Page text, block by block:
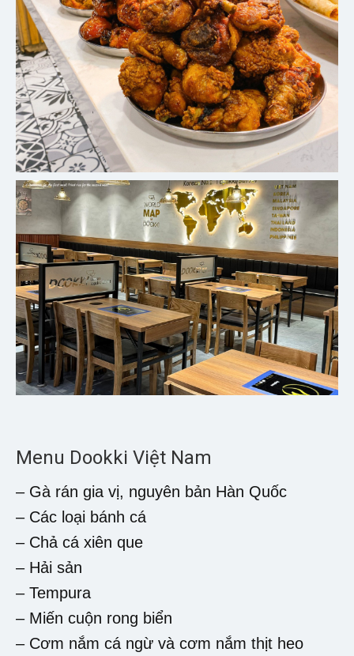
Menu Dookki Việt Nam
– Gà rán gia vị, nguyên bản Hàn Quốc
– Các loại bánh cá
– Chả cá xiên que
– Hải sản
– Tempura
– Miến cuộn rong biển
– Cơm nắm cá ngừ và cơm nắm thịt heo